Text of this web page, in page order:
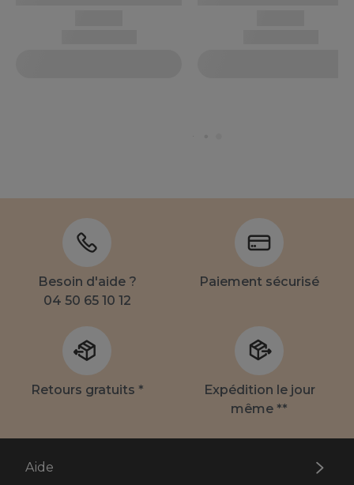
Besoin d'aide ?
04 50 65 10 12
Paiement sécurisé
Retours gratuits *
Expédition le jour
même **
Aide